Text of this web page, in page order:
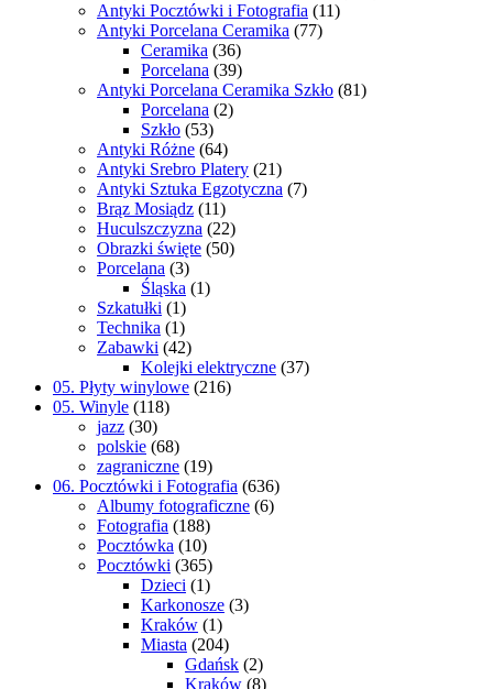
Antyki Pocztówki i Fotografia (11)
Antyki Porcelana Ceramika (77)
Ceramika (36)
Porcelana (39)
Antyki Porcelana Ceramika Szkło (81)
Porcelana (2)
Szkło (53)
Antyki Różne (64)
Antyki Srebro Platery (21)
Antyki Sztuka Egzotyczna (7)
Brąz Mosiądz (11)
Huculszczyzna (22)
Obrazki święte (50)
Porcelana (3)
Śląska (1)
Szkatułki (1)
Technika (1)
Zabawki (42)
Kolejki elektryczne (37)
05. Płyty winylowe (216)
05. Winyle (118)
jazz (30)
polskie (68)
zagraniczne (19)
06. Pocztówki i Fotografia (636)
Albumy fotograficzne (6)
Fotografia (188)
Pocztówka (10)
Pocztówki (365)
Dzieci (1)
Karkonosze (3)
Kraków (1)
Miasta (204)
Gdańsk (2)
Kraków (8)